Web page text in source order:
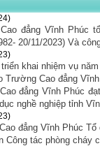
đẳng Vĩnh Phúc
20/11/2023) Và
triển khai nhiệm vụ
Trường Cao đẳng
đẳng Vĩnh Phúc
nghề nghiệp tỉnh
đẳng Vĩnh Phúc
Công tác phòng cháy